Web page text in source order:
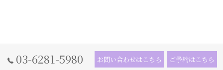
03-6281-5980 お問い合わせはこちら ご予約はこちら